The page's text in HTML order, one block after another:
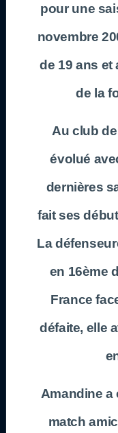
pour une
novembre
de 19 ans et
de la
Au club
évolué
dernières
fait ses
La
en 16ème
France
défaite, elle
Amandine a
match